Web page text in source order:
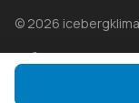
© 2026
Публичная оферта